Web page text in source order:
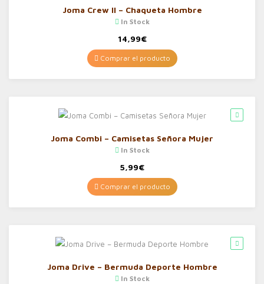
Joma Crew II – Chaqueta Hombre
In Stock
14,99€
Comprar el producto
Joma Combi – Camisetas Señora Mujer
In Stock
5,99€
Comprar el producto
Joma Drive – Bermuda Deporte Hombre
In Stock